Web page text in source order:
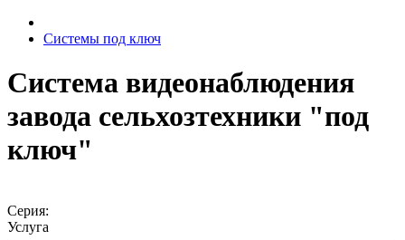
Системы под ключ
Система видеонаблюдения
завода сельхозтехники "под
ключ"
Серия:
Услуга